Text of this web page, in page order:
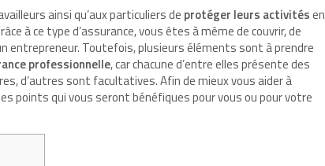
ainsi qu’aux particuliers de protéger leurs activitésen
à ce type d’assurance, vous êtes à même de couvrir, de
entrepreneur. Toutefois, plusieurs éléments sont à prendre
professionnelle, car chacune d’entre elles présente des
d’autres sont facultatives. Afin de mieux vous aider à
points qui vous seront bénéfiques pour vous ou pour votre